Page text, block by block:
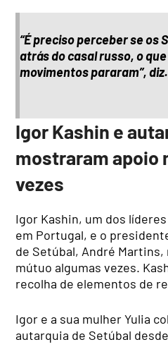
“É preciso perceber se os
atrás do casal russo, o
movimentos pararam”, diz.
Igor Kashin e
mostraram apoio
vezes
Igor Kashin, um dos
em Portugal, e o
de Setúbal, André
mútuo algumas vezes.
recolha de elementos de
Igor e a sua mulher Yulia
autarquia de Setúbal